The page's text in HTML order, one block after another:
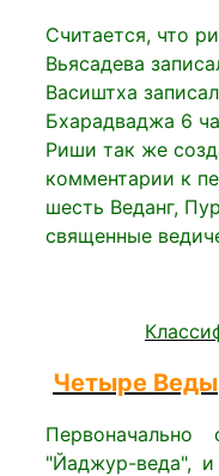
Считается, что
Вьясадева
Васиштха
Бхарадваджа 6
Риши так же
комментарии к
шесть Веданг,
священные
Четыре Веды
"Йаджур-веда", и